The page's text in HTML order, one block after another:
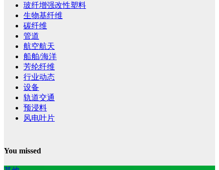
玻纤增强改性塑料
生物基纤维
碳纤维
管道
航空航天
船舶/海洋
芳纶纤维
行业动态
设备
轨道交通
预浸料
风电叶片
You missed